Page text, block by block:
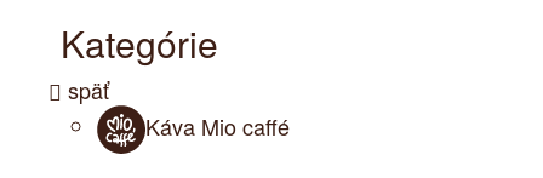
Kategórie
späť
Káva Mio caffé